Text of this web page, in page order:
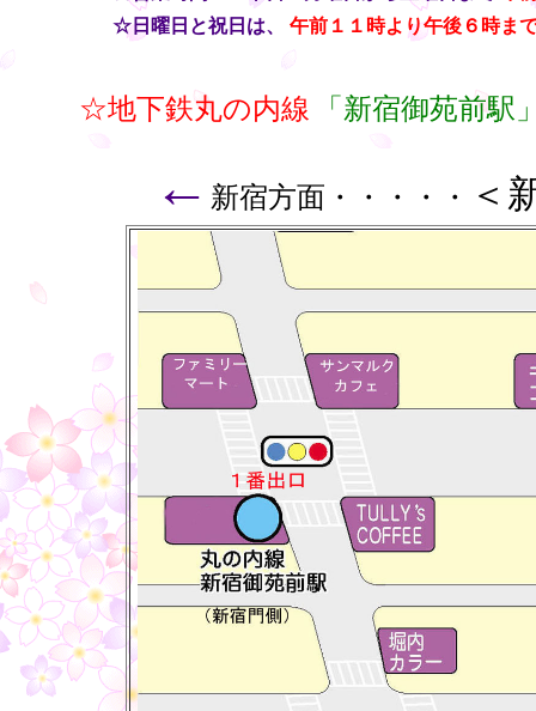
☆日曜日と祝日は、 午前１１時より午後６時ま
☆地下鉄丸の内線 「新宿御苑前駅
← 新宿方面・・・・・ ＜